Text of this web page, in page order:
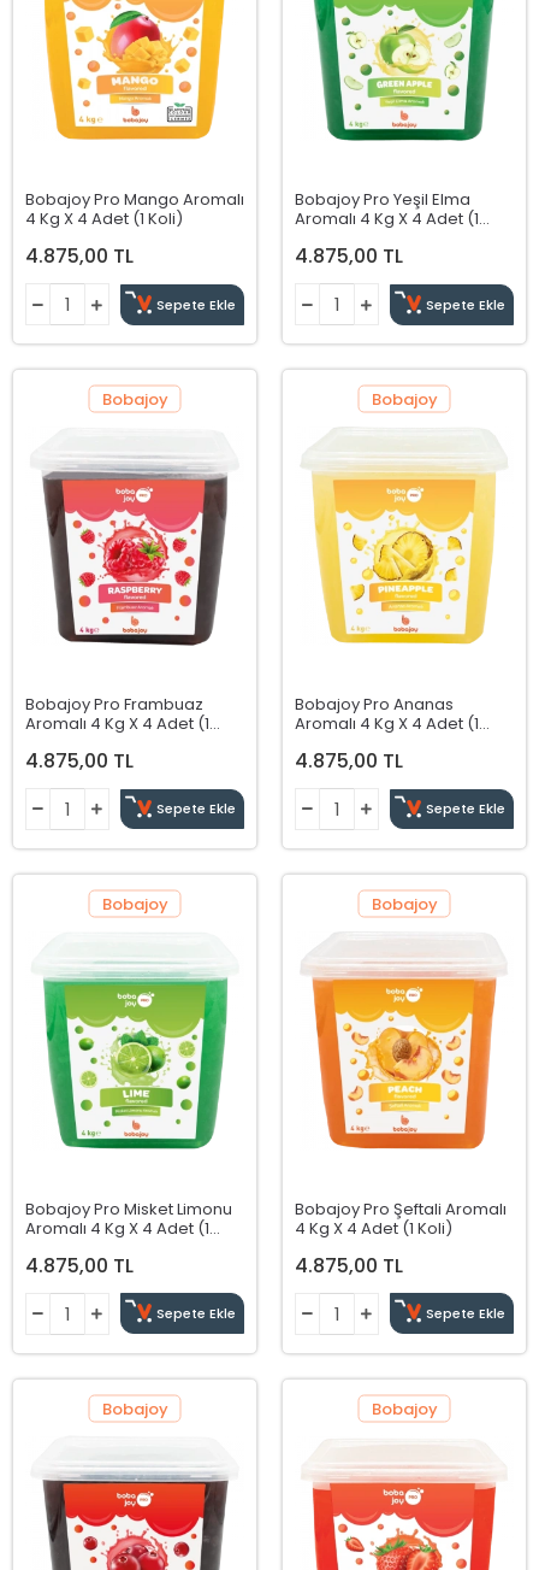
Bobajoy Pro Mango Aromalı
4 Kg X 4 Adet (1 Koli)
4.875,00 TL
Sepete Ekle
Bobajoy Pro Yeşil Elma
Aromalı 4 Kg X 4 Adet (1
4.875,00 TL
Sepete Ekle
Bobajoy Pro Frambuaz
Aromalı 4 Kg X 4 Adet (1
Bobajoy
4.875,00 TL
Sepete Ekle
Bobajoy Pro Ananas
Aromalı 4 Kg X 4 Adet (1
Bobajoy
4.875,00 TL
Sepete Ekle
Bobajoy Pro Misket Limonu
Aromalı 4 Kg X 4 Adet (1
Bobajoy
4.875,00 TL
Sepete Ekle
Bobajoy Pro Şeftali Aromalı
4 Kg X 4 Adet (1 Koli)
Bobajoy
4.875,00 TL
Sepete Ekle
Bobajoy Bobajoy